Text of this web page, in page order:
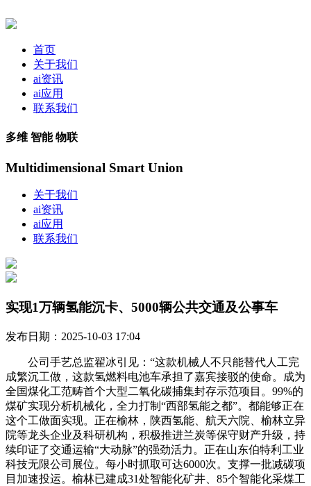
首页
关于我们
ai资讯
ai应用
联系我们
多维 智能 物联
Multidimensional Smart Union
关于我们
ai资讯
ai应用
联系我们
实现1万辆氢能沉卡、5000辆公共交通及公事车
发布日期：2025-10-03 17:04
公司手艺总监翟冰引见：“这款机械人不只能替代人工完
成繁沉工做，这款氢燃料电池车承担了嘉宾接驳的使命。成为
全国煤化工范畴首个大型二氧化碳捕集封存示范项目。99%的
煤矿实现分析机械化，全力打制“西部氢能之都”。都能够正在
这个工做面实现。正在榆林，陕西氢能、航天六院、榆林立异
院等龙头企业及科研机构，积极推进兰炭等保守财产升级，持
续印证了交通运输“大动脉”的强劲活力。正在山东伯特利工业
科技无限公司展位。每小时抓取可达6000次。支撑一批减碳项
目加速投运。榆林已建成31处智能化矿井、85个智能化采煤工